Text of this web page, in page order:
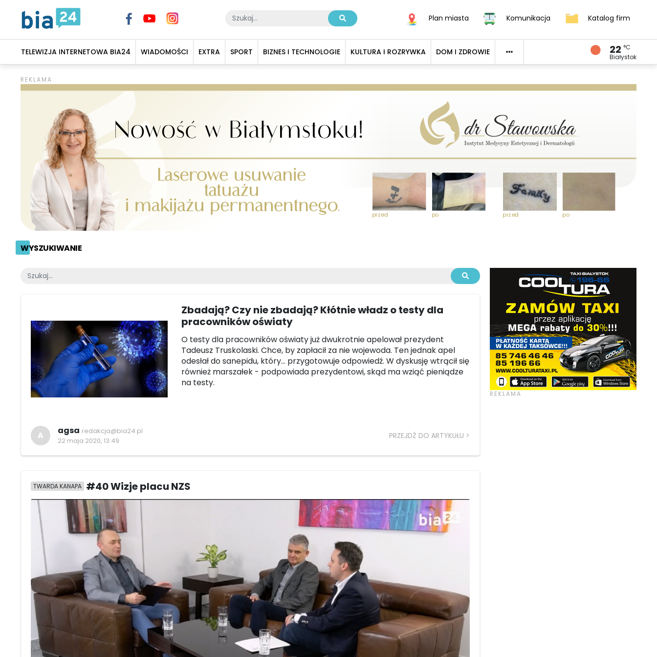
Plan miasta Komunikacja Katalog firm
TELEWIZJA INTERNETOWA BIA24 WIADOMOŚCI EXTRA SPORT BIZNES I TECHNOLOGIE KULTURA I ROZRYWKA DOM I ZDROWIE 22 °C
Białystok
WYSZUKIWANIE
Zbadają? Czy nie zbadają? Kłótnie władz o testy dla
pracowników oświaty
O testy dla pracowników oświaty już dwukrotnie apelował prezydent
Tadeusz Truskolaski. Chce, by zapłacił za nie wojewoda. Ten jednak apel
odesłał do sanepidu, który... przygotowuje odpowiedź. W dyskusję wtrącił się
również marszałek - podpowiada prezydentowi, skąd ma wziąć pieniądze
na testy.
A agsa redakcja@bia24.pl
22 maja 2020, 13:49
PRZEJDŹ DO ARTYKUŁU
TWARDA KANAPA #40 Wizje placu NZS